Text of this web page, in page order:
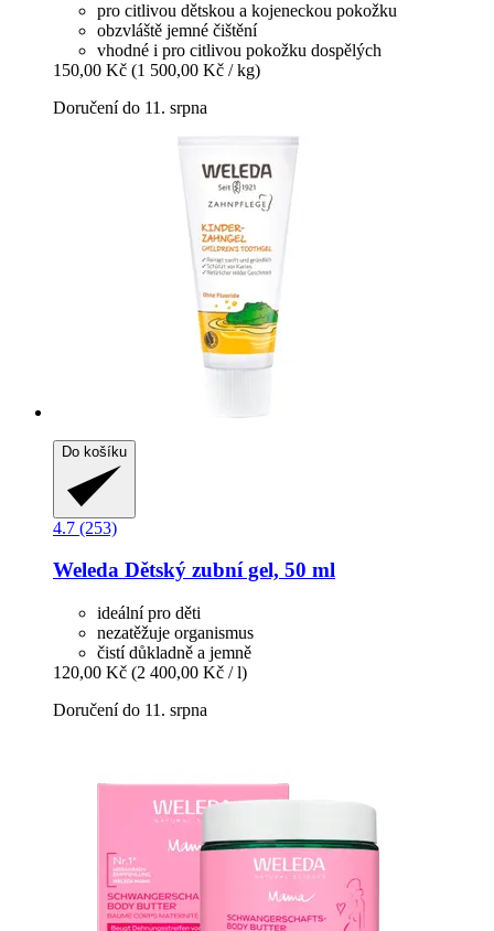
pro citlivou dětskou a kojeneckou pokožku
obzvláště jemné čištění
vhodné i pro citlivou pokožku dospělých
150,00 Kč (1 500,00 Kč / kg)
Doručení do 11. srpna
Do košíku
4.7 (253)
Weleda Dětský zubní gel, 50 ml
ideální pro děti
nezatěžuje organismus
čistí důkladně a jemně
120,00 Kč (2 400,00 Kč / l)
Doručení do 11. srpna